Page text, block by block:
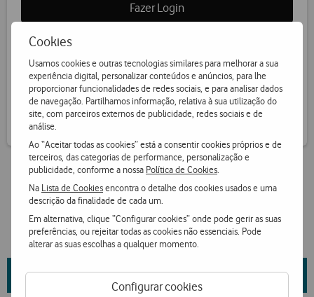
Cookies
Usamos cookies e outras tecnologias similares para melhorar a sua
experiência digital, personalizar conteúdos e anúncios, para lhe
proporcionar funcionalidades de redes sociais, e para analisar dados
de navegação. Partilhamos informação, relativa à sua utilização do
site, com parceiros externos de publicidade, redes sociais e de
análise.
Ao “Aceitar todas as cookies” está a consentir cookies próprios e de
terceiros, das categorias de performance, personalização e
publicidade, conforme a nossa Política de Cookies
Na Lista de Cookiesencontra o detalhe dos cookies usados e uma
descrição da finalidade de cada um.
Em alternativa, clique “Configurar cookies” onde pode gerir as suas
preferências, ou rejeitar todas as cookies não essenciais. Pode
alterar as suas escolhas a qualquer momento.
Configurar cookies
Fazer Login
Receba informação de pontos por SMS
Saiba mais sobre as propriedades da marca e fornecedoraqui.